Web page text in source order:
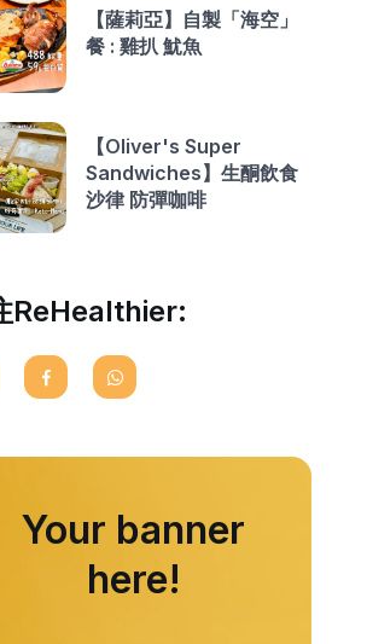
【薩莉亞】自製「海空」
餐 : 雞扒 魷魚
【Oliver's Super
Sandwiches】生酮飲食
沙律 防彈咖啡
ReHealthier:
Your banner
here!